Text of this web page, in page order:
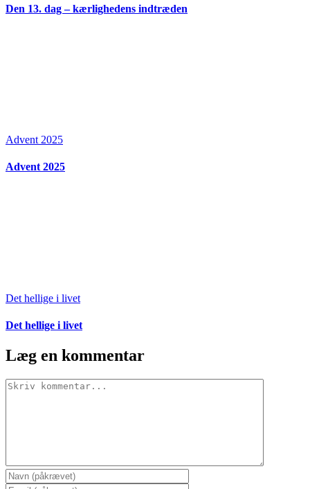
Den 13. dag – kærlighedens indtræden
Advent 2025
Advent 2025
Det hellige i livet
Det hellige i livet
Læg en kommentar
Comment